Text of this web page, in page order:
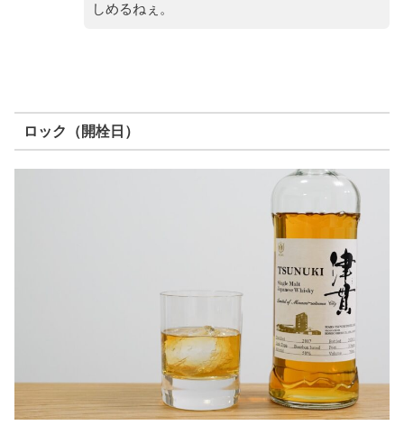
しめるねぇ。
ロック（開栓日）